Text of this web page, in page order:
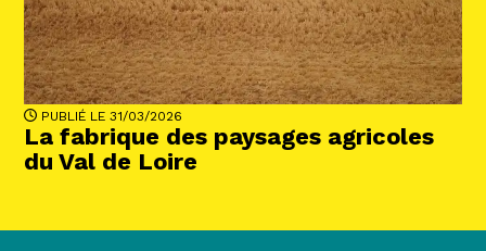
PUBLIÉ LE 31/03/2026
La fabrique des paysages agricoles
du Val de Loire
Abonnez-vous !
N La Newsletter
Les dernières nouvelles du Val de Loire
patrimoine mondial délivrées directement
dans votre boîte mail.